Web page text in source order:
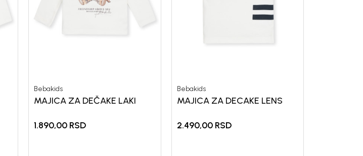
Bebakids
MAJICA ZA DEČAKE LAKI
1.890,00 RSD
Bebakids
MAJICA ZA DECAKE LENS
2.490,00 RSD